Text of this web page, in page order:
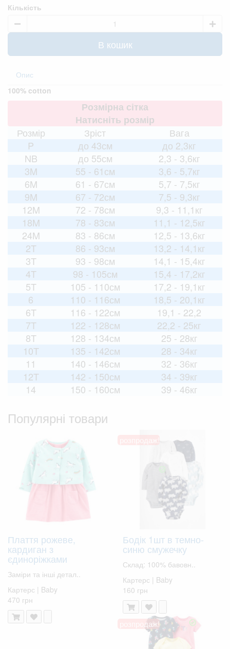
Кількість
В кошик
Опис
100% cotton
Розмірна сітка
Натисніть розмір
Розмір
Зріст
Вага
P
до 43см
до 2,3кг
NB
до 55см
2,3 - 3,6кг
3M
55 - 61см
3,6 - 5,7кг
6M
61 - 67см
5,7 - 7,5кг
9M
67 - 72см
7,5 - 9,3кг
12M
72 - 78см
9,3 - 11,1кг
18M
78 - 83см
11,1 - 12,5кг
24M
83 - 86см
12,5 - 13,6кг
2T
86 - 93см
13,2 - 14,1кг
3T
93 - 98см
14,1 - 15,4кг
4T
98 - 105см
15,4 - 17,2кг
5T
105 - 110см
17,2 - 19,1кг
6
110 - 116см
18,5 - 20,1кг
6T
116 - 122см
19,1 - 22,2
7T
122 - 128см
22,2 - 25кг
8T
128 - 134см
25 - 28кг
10T
135 - 142см
28 - 34кг
11
140 - 146см
32 - 36кг
12T
142 - 150см
34 - 39кг
14
150 - 160см 39 - 46кг
Популярні товари
Плаття рожеве,
кардиган з
єдиноріжками
Заміри та інші детал..
Картерс | Baby
470 грн
розпродаж!
Бодік 1шт в темно-
синю смужечку
Склад: 100% бавовн..
Картерс | Baby
160 грн
розпродаж!